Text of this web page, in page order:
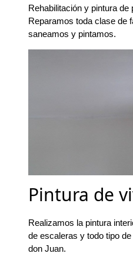
Rehabilitación y pintura de
Reparamos toda clase de
saneamos y pintamos.
Pintura de
Realizamos la pintura
de escaleras y todo tipo
don Juan.